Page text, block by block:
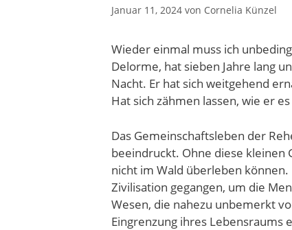
Januar 11, 2024 von Cornelia Künzel
Wieder einmal muss ich
Delorme, hat sieben Jahre lang
Nacht. Er hat sich weitgehend
Hat sich zähmen lassen, wie er
Das Gemeinschaftsleben der
beeindruckt. Ohne diese kleinen
nicht im Wald überleben
Zivilisation gegangen, um die
Wesen, die nahezu unbemerkt
Eingrenzung ihres Lebensraums